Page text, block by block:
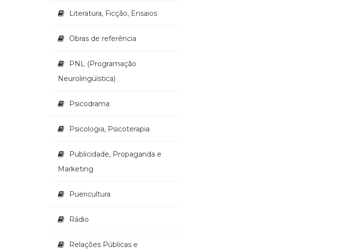
Literatura, Ficção, Ensaios
Obras de referência
PNL (Programação
Neurolingüística)
Psicodrama
Psicologia, Psicoterapia
Publicidade, Propaganda e
Marketing
Puericultura
Rádio
Relações Públicas e